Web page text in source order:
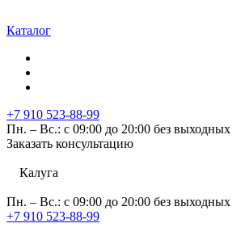
Каталог
+7 910 523-88-99
Пн. – Вс.: с 09:00 до 20:00 без выходных
Заказать консультацию
Калуга
Пн. – Вс.: с 09:00 до 20:00 без выходных
+7 910 523-88-99